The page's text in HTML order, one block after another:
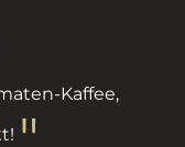
Kaffee,